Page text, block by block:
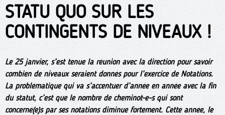
STATU QUO SUR LES
CONTINGENTS DE NIVEAUX !
Le 25 janvier, s’est tenue la réunion avec la direction pour savoir
combien de niveaux seraient donnés pour l’exercice de Notations.
La problématique qui va s’accentuer d’année en année avec la fin
du statut, c’est que le nombre de cheminot-e-s qui sont
concerné(e)s par ses notations diminue fortement. Cette année, le